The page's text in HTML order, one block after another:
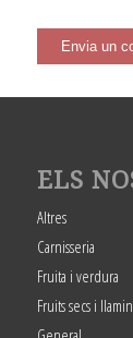
ELS
Altres
Carnisseria
Fruita i verdura
Fruits secs i